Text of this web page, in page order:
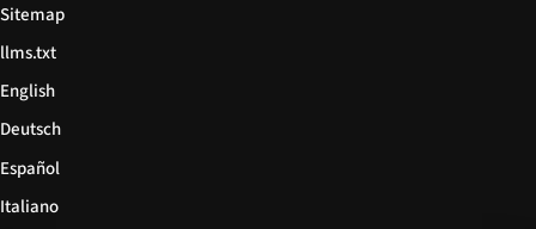
Sitemap
llms.txt
English
Deutsch
Español
Italiano